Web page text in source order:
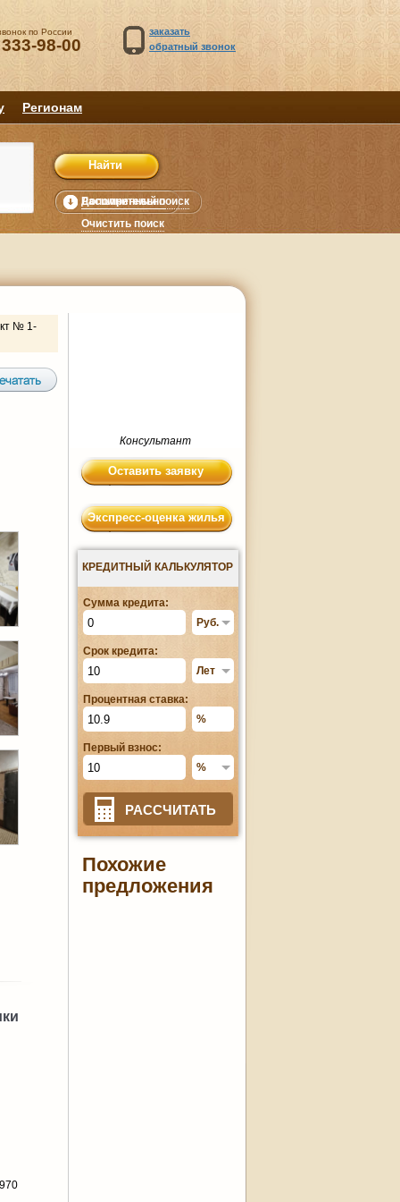
по России
98-00
заказать
обратный звонок
Регионам
Расширенный поиск
Очистить поиск
Дополнительно
№ 1-
Консультант
Оставить заявку
Экспресс-оценка жилья
КРЕДИТНЫЙ КАЛЬКУЛЯТОР
Сумма кредита:
Срок кредита:
Процентная ставка:
Первый взнос:
РАССЧИТАТЬ
Похожие
предложения